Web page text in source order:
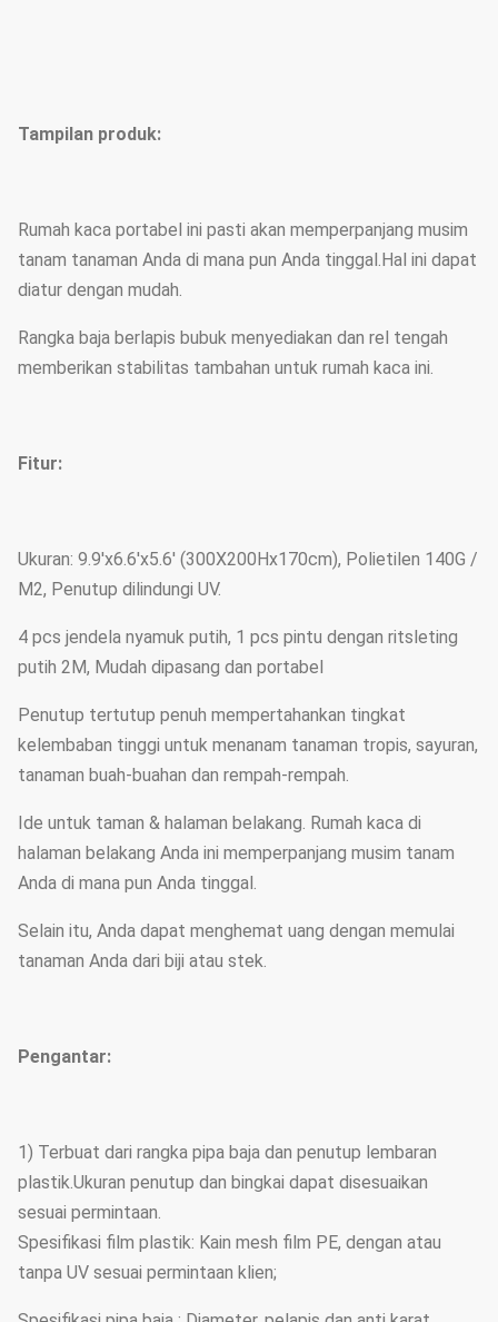
Tampilan produk:
Rumah kaca portabel ini pasti akan memperpanjang musim
tanam tanaman Anda di mana pun Anda tinggal.Hal ini dapat
diatur dengan mudah.
Rangka baja berlapis bubuk menyediakan dan rel tengah
memberikan stabilitas tambahan untuk rumah kaca ini.
Fitur:
Ukuran: 9.9'x6.6'x5.6' (300X200Hx170cm), Polietilen 140G /
M2, Penutup dilindungi UV.
4 pcs jendela nyamuk putih, 1 pcs pintu dengan ritsleting
putih 2M, Mudah dipasang dan portabel
Penutup tertutup penuh mempertahankan tingkat
kelembaban tinggi untuk menanam tanaman tropis, sayuran,
tanaman buah-buahan dan rempah-rempah.
Ide untuk taman & halaman belakang. Rumah kaca di
halaman belakang Anda ini memperpanjang musim tanam
Anda di mana pun Anda tinggal.
Selain itu, Anda dapat menghemat uang dengan memulai
tanaman Anda dari biji atau stek.
Pengantar:
1) Terbuat dari rangka pipa baja dan penutup lembaran
plastik.Ukuran penutup dan bingkai dapat disesuaikan
sesuai permintaan.
Spesifikasi film plastik: Kain mesh film PE, dengan atau
tanpa UV sesuai permintaan klien;